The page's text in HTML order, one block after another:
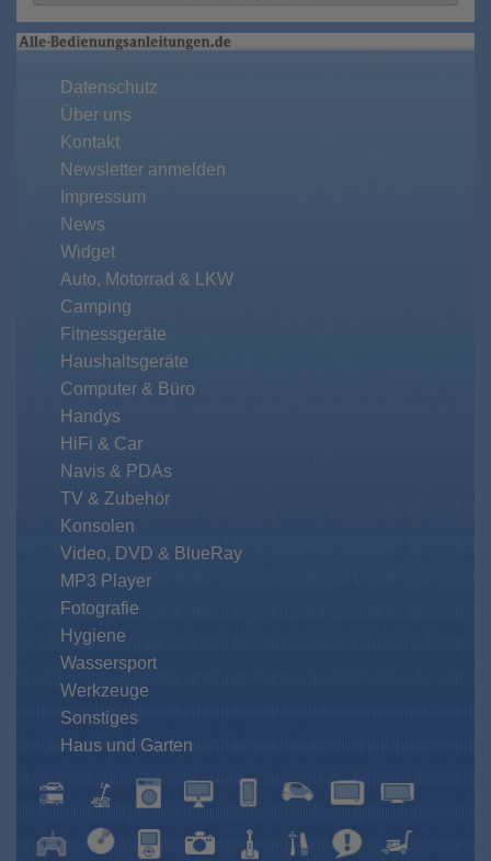
Datenschutz
Über uns
Kontakt
Newsletter anmelden
Impressum
News
Widget
Auto, Motorrad & LKW
Camping
Fitnessgeräte
Haushaltsgeräte
Computer & Büro
Handys
HiFi & Car
Navis & PDAs
TV & Zubehör
Konsolen
Video, DVD & BlueRay
MP3 Player
Fotografie
Hygiene
Wassersport
Werkzeuge
Sonstiges
Haus und Garten